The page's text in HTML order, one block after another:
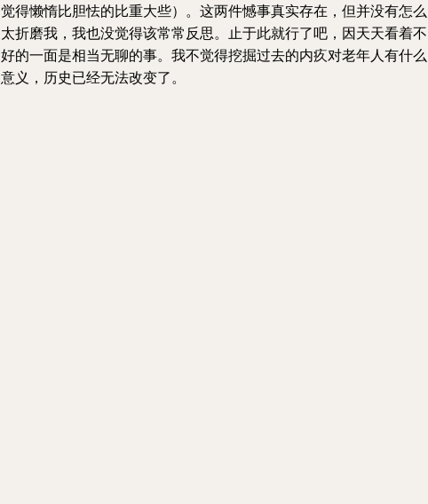
觉得懒惰比胆怯的比重大些）。这两件憾事真实存在，但并没有怎么
太折磨我，我也没觉得该常常反思。止于此就行了吧，因天天看着不
好的一面是相当无聊的事。我不觉得挖掘过去的内疚对老年人有什么
意义，历史已经无法改变了。